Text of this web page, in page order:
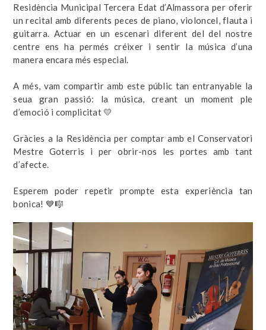
Residència Municipal Tercera Edat d’Almassora per oferir
un recital amb diferents peces de piano, violoncel, flauta i
guitarra. Actuar en un escenari diferent del del nostre
centre ens ha permés créixer i sentir la música d’una
manera encara més especial.
A més, vam compartir amb este públic tan entranyable la
seua gran passió: la música, creant un moment ple
d’emoció i complicitat 💛
Gràcies a la Residència per comptar amb el Conservatori
Mestre Goterris i per obrir-nos les portes amb tant
d’afecte.
Esperem poder repetir prompte esta experiència tan
bonica! 💙🎼